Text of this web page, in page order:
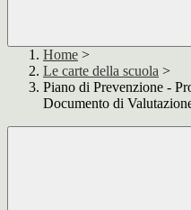
Home >
Le carte della scuola >
Piano di Prevenzione -
Documento di